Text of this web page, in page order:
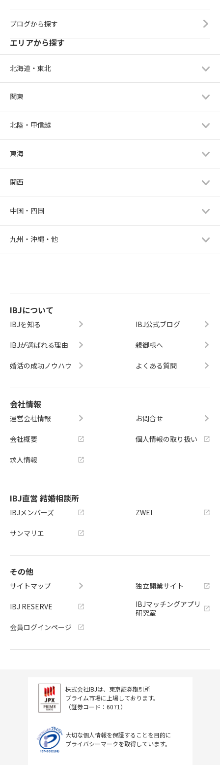
ブログから探す
エリアから探す
北海道・東北
関東
北陸・甲信越
東海
関西
中国・四国
九州・沖縄・他
IBJについて
IBJを知る
IBJが選ばれる理由
婚活の成功ノウハウ
IBJ公式ブログ
親御様へ
よくある質問
会社情報
運営会社情報
会社概要
求人情報
お問合せ
個人情報の取り扱い
IBJ直営 結婚相談所
IBJメンバーズ
サンマリエ
ZWEI
その他
サイトマップ
IBJ RESERVE
会員ログインページ
独立開業サイト
IBJマッチングアプリ
研究室
株式会社IBJは、東京証券取引所
プライム市場に上場しております。
（証券コード：6071）
大切な個人情報を保護することを目的に
プライバシーマークを取得しています。